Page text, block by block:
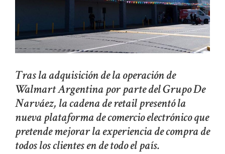
Tras la adquisición de la operación de
Walmart Argentina por parte del Grupo De
Narváez, la cadena de retail presentó la
nueva plataforma de comercio electrónico que
pretende mejorar la experiencia de compra de
todos los clientes en de todo el país.